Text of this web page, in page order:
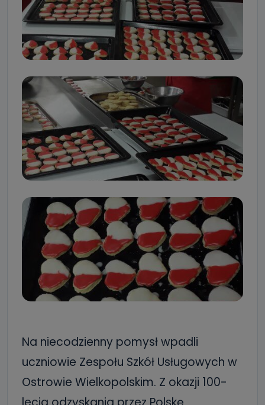
Na niecodzienny pomysł wpadli
uczniowie Zespołu Szkół Usługowych w
Ostrowie Wielkopolskim. Z okazji 100-